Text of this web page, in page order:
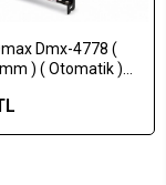
Dmx-4778 (
) ( Otomatik )